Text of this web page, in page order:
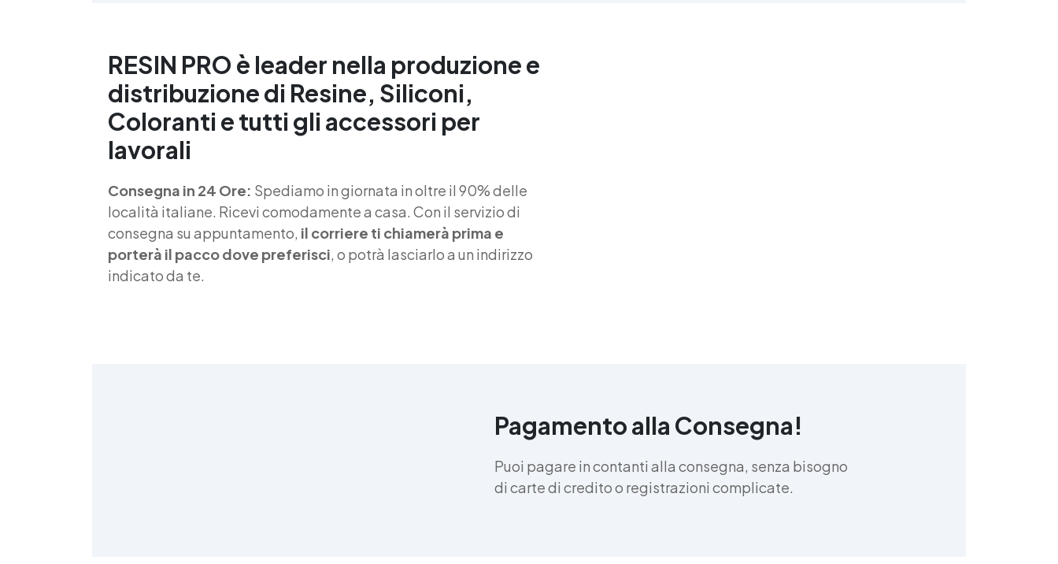
industriali e decorative.
RESIN PRO è leader nella produzione e
distribuzione di Resine, Siliconi,
Coloranti e tutti gli accessori per
lavorali
Consegna in 24 Ore: Spediamo in giornata in oltre il 90% delle
località italiane. Ricevi comodamente a casa. Con il servizio di
consegna su appuntamento, il corriere ti chiamerà prima e
porterà il pacco dove preferisci, o potrà lasciarlo a un indirizzo
indicato da te.
Pagamento alla Consegna!
Puoi pagare in contanti alla consegna, senza bisogno
di carte di credito o registrazioni complicate.